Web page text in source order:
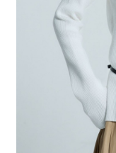
【注意事項】
１．透過由恩沛科技股份
易，需依本服務之必要範
權轉讓予恩沛科技股份有
２．關於個人資料處理事
３．未成年的使用者請事
「AFTEE先享後付」，
４．使用「AFTEE先享
時審查核予不同之上限額
請求用戶進行身份認證。
５．嚴禁一人註冊多個帳